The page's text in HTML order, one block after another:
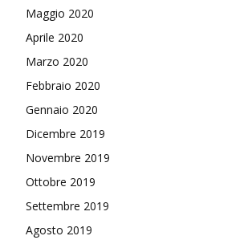
Maggio 2020
Aprile 2020
Marzo 2020
Febbraio 2020
Gennaio 2020
Dicembre 2019
Novembre 2019
Ottobre 2019
Settembre 2019
Agosto 2019